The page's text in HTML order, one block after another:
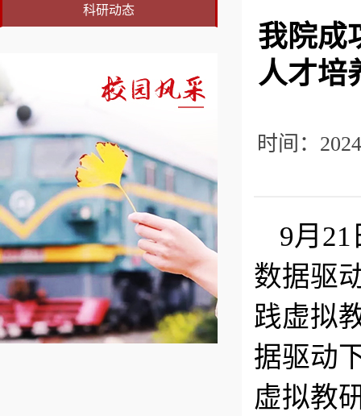
科研动态
我院成
人才培
时间：
9月21
数据驱
践虚拟
据驱动
虚拟教